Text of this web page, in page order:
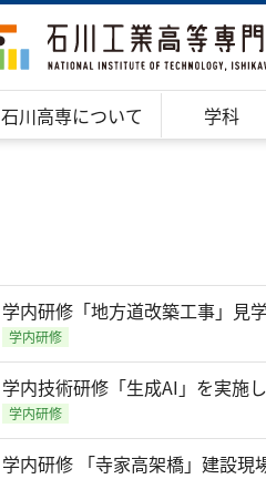
石川高専について 学科
学内研修「地方道改築工事」見
学内研修
学内技術研修「生成AI」を実施
学内研修
学内研修 「寺家高架橋」建設現